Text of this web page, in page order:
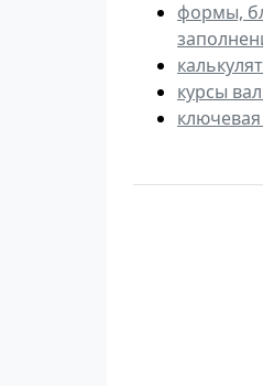
формы,
курсы
ключевая